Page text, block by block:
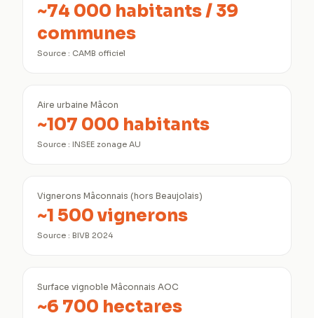
~74 000 habitants / 39
communes
Source : CAMB officiel
Aire urbaine Mâcon
~107 000 habitants
Source : INSEE zonage AU
Vignerons Mâconnais (hors Beaujolais)
~1 500 vignerons
Source : BIVB 2024
Surface vignoble Mâconnais AOC
~6 700 hectares